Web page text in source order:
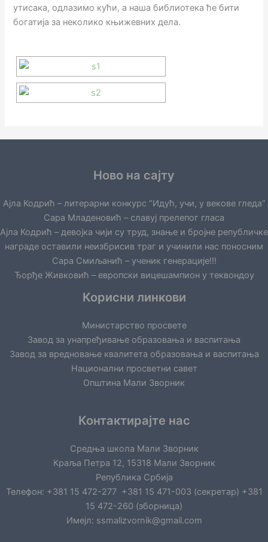
утисака, одлазимо кући, а наша библиотека ће бити
богатија за неколико књижевних дела.
Ново на сајту
Ајла Кодрић – литерарни конкурс “Идућ, учи, у векове гледа”
Сара Младеновић – славуј прелепог гласа
Ајла Кодрић – девојка чији су труд, знање и бројне републичке
награде оставили неизбрисив траг и учинили нас поносним
Сара Смиљанић – ученик генерације!!!
Ђорђе Живковић – европски вицешампион у теквондоу
Корисни линкови
Министарство просвете
Завод за унапређивање образовања и васпитања
Завод за вредновање квалитета образовања и васпитања
Национални просветни савет
Општина Мали Зворник
Контактирајте нас
Средња школа Мали Зворник
Краља Петра 12, 15318 Мали Зворник
Република Србија
Телефон: +381 15 472-277 +381 15 471-003 (секретар) +381
15 472-260 (зборница)
Имејл: ssmalizvornik@gmail.com